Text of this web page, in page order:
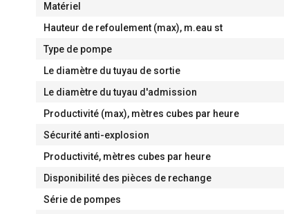
Matériel
Hauteur de refoulement (max), m.eau st
Type de pompe
Le diamètre du tuyau de sortie
Le diamètre du tuyau d'admission
Productivité (max), mètres cubes par heure
Sécurité anti-explosion
Productivité, mètres cubes par heure
Disponibilité des pièces de rechange
Série de pompes